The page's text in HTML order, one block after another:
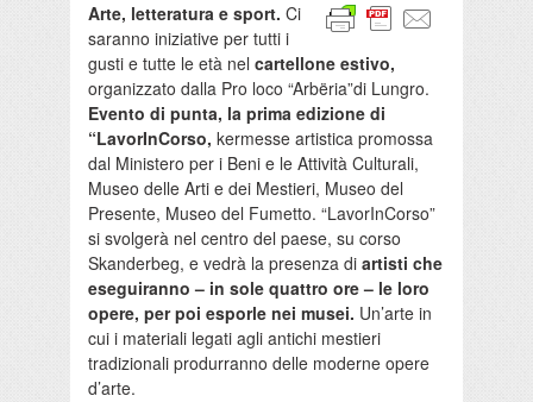
Arte, letteratura e sport. Ci
saranno iniziative per tutti i
gusti e tutte le età nel cartellone estivo,
organizzato dalla Pro loco “Arbëria”di Lungro.
Evento di punta, la prima edizione di
“LavorInCorso, kermesse artistica promossa
dal Ministero per i Beni e le Attività Culturali,
Museo delle Arti e dei Mestieri, Museo del
Presente, Museo del Fumetto. “LavorInCorso”
si svolgerà nel centro del paese, su corso
Skanderbeg, e vedrà la presenza di artisti che
eseguiranno – in sole quattro ore – le loro
opere, per poi esporle nei musei. Un’arte in
cui i materiali legati agli antichi mestieri
tradizionali produrranno delle moderne opere
d’arte.